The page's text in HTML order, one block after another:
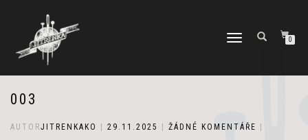
PŘEPNOUT
0
003
AUTORJITRENKAKO 29.11.2025 ŽÁDNÉ KOMENTÁŘE